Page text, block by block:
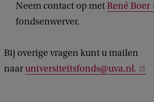
Neem contact op metRené Boer
fondsenwerver.
Bij overige vragen kunt u mailen
naaruniversiteitsfonds@uva.nl.